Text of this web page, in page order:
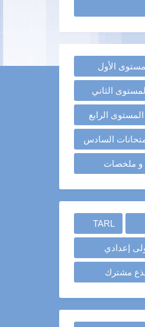
الأول
الثاني
المستوى الرابع
السادس
ملخصات
TARL
إعدادي
مشترك